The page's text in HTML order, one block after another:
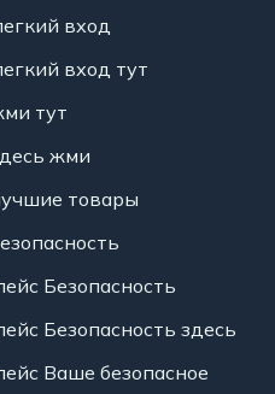
вход
вход тут
тут
жми
товары
Безопасность
Безопасность здесь
Ваше безопасное